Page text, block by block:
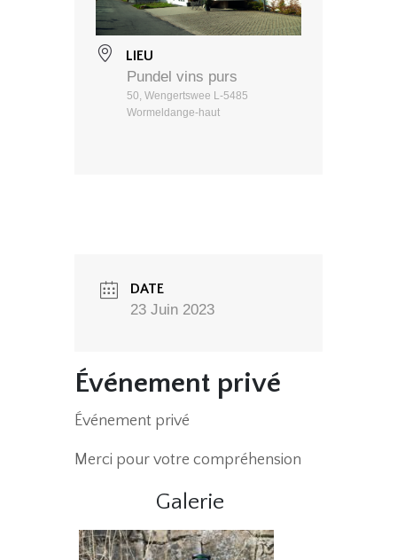
LIEU
Pundel vins purs
50, Wengertswee L-5485
Wormeldange-haut
DATE
23 Juin 2023
Événement privé
Événement privé
Merci pour votre compréhension
Galerie